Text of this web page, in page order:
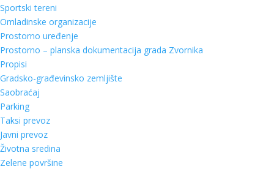
Sportski tereni
Omladinske organizacije
Prostorno uređenje
Prostorno – planska dokumentacija grada Zvornika
Propisi
Gradsko-građevinsko zemljište
Saobraćaj
Parking
Taksi prevoz
Javni prevoz
Životna sredina
Zelene površine